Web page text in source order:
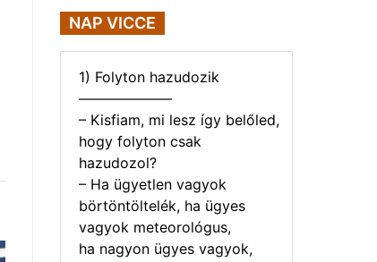
NAP VICCE
1) Folyton hazudozik
——————–
– Kisfiam, mi lesz így belőled,
hogy folyton csak
hazudozol?
– Ha ügyetlen vagyok
börtöntöltelék, ha ügyes
vagyok meteorológus,
ha nagyon ügyes vagyok,